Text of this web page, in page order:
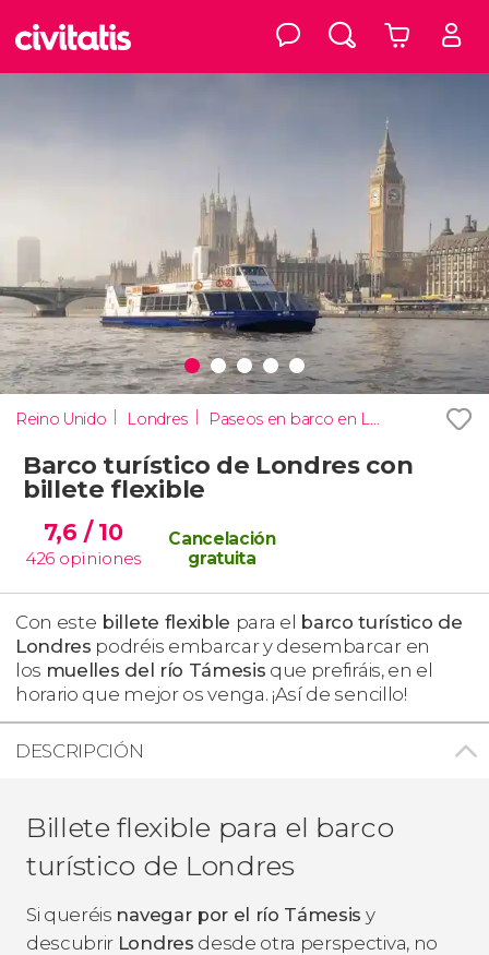
Reino Unido Londres Paseos en barco en Londres
Barco turístico de Londres con
billete flexible
7,6 / 10
426 opiniones
Cancelación
gratuita
Con este billete flexible para el barco turístico de
Londres podréis embarcar y desembarcar en
los muelles del río Támesis que prefiráis, en el
horario que mejor os venga. ¡Así de sencillo!
DESCRIPCIÓN
Billete flexible para el barco
turístico de Londres
Si queréis navegar por el río Támesis y
descubrir Londres desde otra perspectiva, no